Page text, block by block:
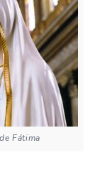
Fátima